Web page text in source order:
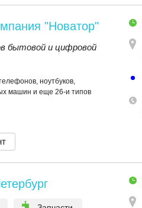
"Новатор"
бытовой и цифровой
ноутбуков,
машин и еще 26-и типов